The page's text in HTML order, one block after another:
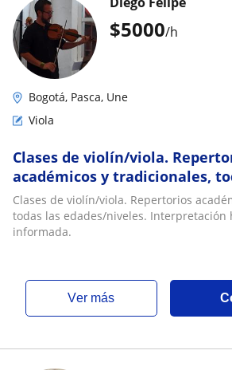
$5000/h
Bogotá, Pasca, Une
Viola
Clases de violín/viola.
académicos y tradicionales,
edades/niveles.
históricamente informada
Clases de violín/viola. Repertorios
todas las edades/niveles. Interpretación
informada.
ver más